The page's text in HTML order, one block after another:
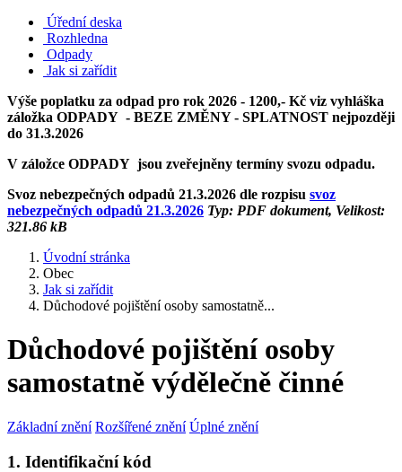
Úřední deska
Rozhledna
Odpady
Jak si zařídit
Výše poplatku za odpad pro rok 2026 - 1200,- Kč viz vyhláška
záložka ODPADY - BEZE ZMĚNY - SPLATNOST nejpozději
do 31.3.2026
V záložce ODPADY jsou zveřejněny termíny svozu odpadu.
Svoz nebezpečných odpadů 21.3.2026 dle rozpisu svoz
nebezpečných odpadů 21.3.2026 Typ: PDF dokument, Velikost:
321.86 kB
Úvodní stránka
Obec
Jak si zařídit
Důchodové pojištění osoby samostatně...
Důchodové pojištění osoby
samostatně výdělečně činné
Základní znění Rozšířené znění Úplné znění
1. Identifikační kód